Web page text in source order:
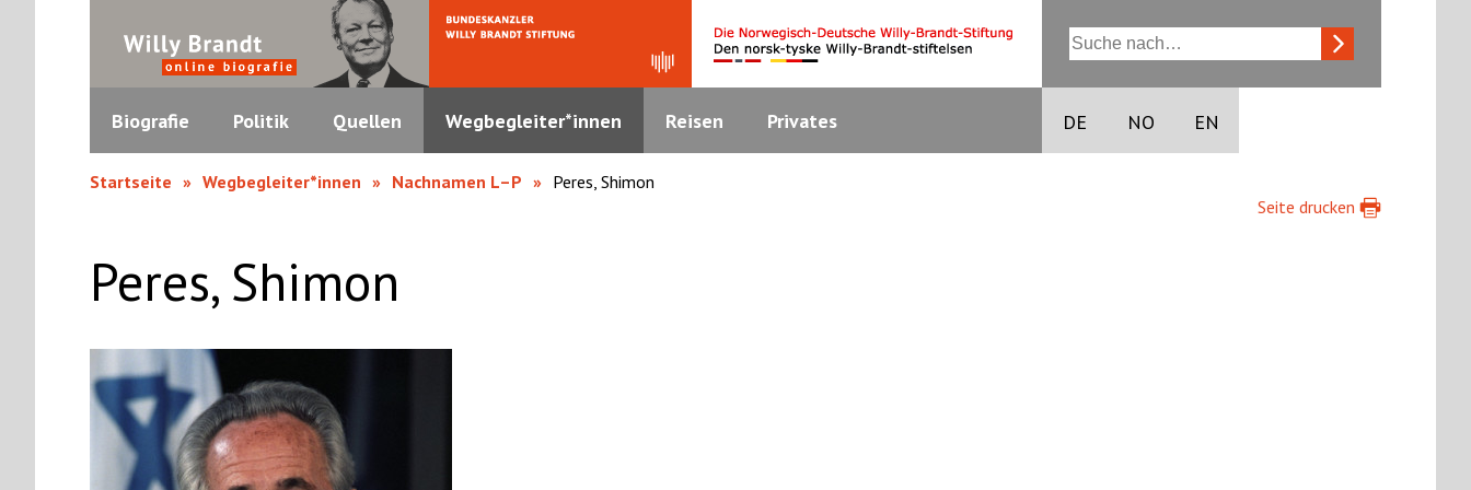
Biografie Politik Quellen Wegbegleiter*innen Reisen Privates DE NO EN
Startseite Wegbegleiter*innen Nachnamen L–P
Peres, Shimon
Seite drucken
Peres, Shimon